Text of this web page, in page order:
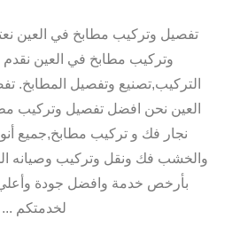
تفصيل وتركيب مطابخ في العين
وتركيب مطابخ في العين
التركيب,تصنيع وتفصيل المطابخ.
العين نحن افضل تفصيل وتركيب
نجار فك و تركيب مطابخ,جميع
والخشب فك ونقل وتركيب وصيانه
بأرخص خدمة وافضل جودة وأعلي
لخدمتكم ...